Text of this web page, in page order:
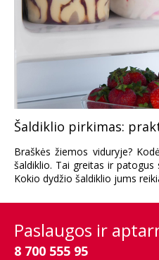
Šaldiklio pirkimas:
Braškės žiemos viduryje?
šaldiklio. Tai greitas ir
Kokio dydžio šaldiklio jums
Paslaugos ir
8 700 555 95